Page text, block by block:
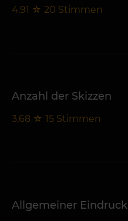
4,91 ☆ 20 Stimmen
Anzahl der Skizzen
3,68 ☆ 15 Stimmen
Allgemeiner Eindruck